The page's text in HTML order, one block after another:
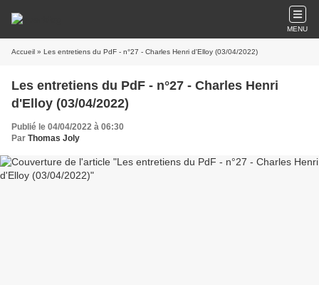
MENU
Accueil » Les entretiens du PdF - n°27 - Charles Henri d'Elloy (03/04/2022)
Les entretiens du PdF - n°27 - Charles Henri
d'Elloy (03/04/2022)
Publié le 04/04/2022 à 06:30
Par Thomas Joly